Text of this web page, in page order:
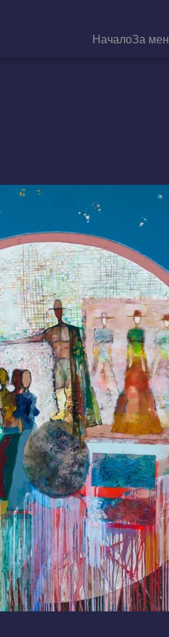
НачалоЗа мен